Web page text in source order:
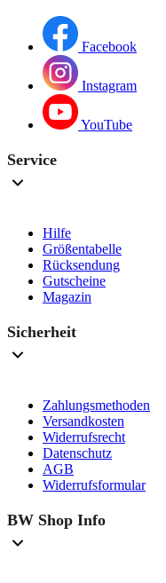
Facebook
Instagram
YouTube
Service
Hilfe
Größentabelle
Rücksendung
Gutscheine
Magazin
Sicherheit
Zahlungsmethoden
Versandkosten
Widerrufsrecht
Datenschutz
AGB
Widerrufsformular
BW Shop Info